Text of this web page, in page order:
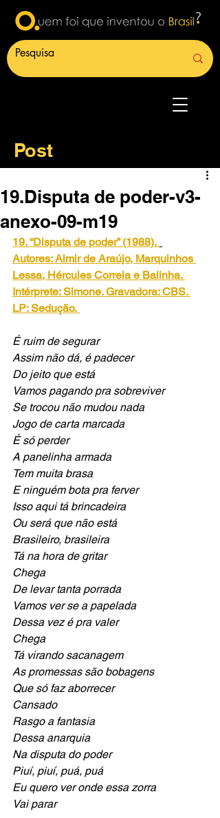
Post
19.Disputa de poder-v3-
anexo-09-m19
19. “Disputa de poder” (1988).
Autores: Almir de Araújo, Marquinhos
Lessa, Hércules Correia e Balinha.
Intérprete: Simone. Gravadora: CBS.
LP: Sedução.
É ruim de segurar
Assim não dá, é padecer
Do jeito que está
Vamos pagando pra sobreviver
Se trocou não mudou nada
Jogo de carta marcada
É só perder
A panelinha armada
Tem muita brasa
E ninguém bota pra ferver
Isso aqui tá brincadeira
Ou será que não está
Brasileiro, brasileira
Tá na hora de gritar
Chega
De levar tanta porrada
Vamos ver se a papelada
Dessa vez é pra valer
Chega
Tá virando sacanagem
As promessas são bobagens
Que só faz aborrecer
Cansado
Rasgo a fantasia
Dessa anarquia
Na disputa do poder
Piuí, piuí, puá, puá
Eu quero ver onde essa zorra
Vai parar